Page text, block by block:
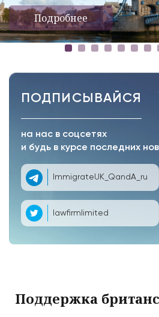
Подробнее
ПОДПИСЫВАЙСЯ
на нас в соцсетях
и будь в курсе последних
ImmigrateUK_QandA_ru
lawfirmlimited
Поддержка